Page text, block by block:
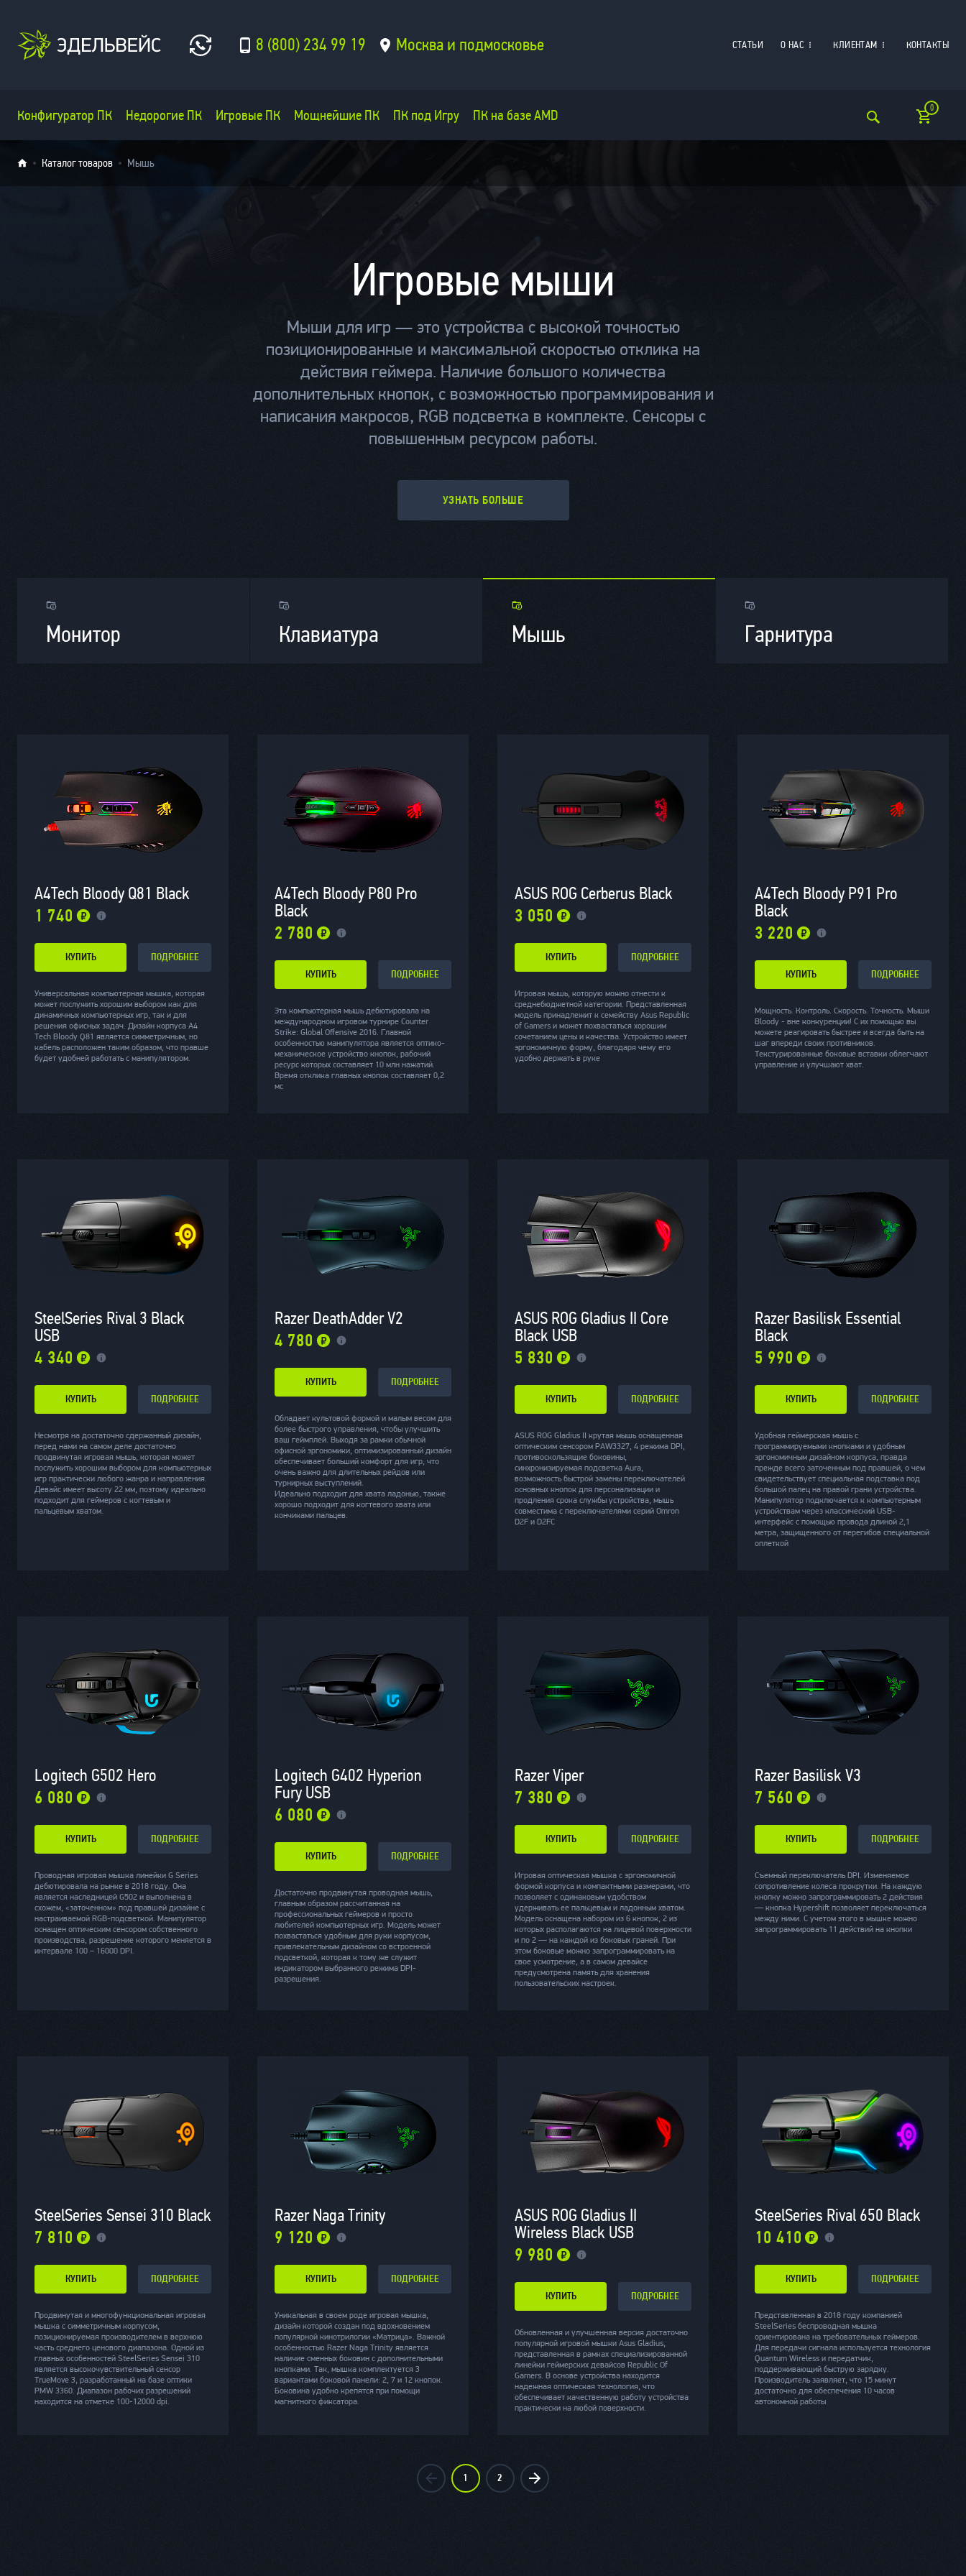
8 (800) 234 99 19 Москва и подмосковье СТАТЬИ О НАС КЛИЕНТАМ КОНТАКТЫ
Конфигуратор ПК Недорогие ПК Игровые ПК Мощнейшие ПК ПК под Игру ПК на базе AMD 0
Каталог товаров Мышь
Игровые мыши
Мыши для игр — это устройства с высокой точностью
позиционированные и максимальной скоростью отклика на
действия геймера. Наличие большого количества
дополнительных кнопок, с возможностью программирования и
написания макросов, RGB подсветка в комплекте. Сенсоры с
повышенным ресурсом работы.
УЗНАТЬ БОЛЬШЕ
Монитор Клавиатура Мышь Гарнитура
A4Tech Bloody Q81 Black
1 740
КУПИТЬ ПОДРОБНЕЕ
Универсальная компьютерная мышка, которая
может послужить хорошим выбором как для
динамичных компьютерных игр, так и для
решения офисных задач. Дизайн корпуса A4
Tech Bloody Q81 является симметричным, но
кабель расположен таким образом, что правше
будет удобней работать с манипулятором.
A4Tech Bloody P80 Pro
Black
2 780
КУПИТЬ ПОДРОБНЕЕ
Эта компьютерная мышь дебютировала на
международном игровом турнире Counter
Strike: Global Offensive 2016. Главной
особенностью манипулятора является оптико-
механическое устройство кнопок, рабочий
ресурс которых составляет 10 млн нажатий.
Время отклика главных кнопок составляет 0,2
мс
ASUS ROG Cerberus Black
3 050
КУПИТЬ ПОДРОБНЕЕ
Игровая мышь, которую можно отнести к
среднебюджетной категории. Представленная
модель принадлежит к семейству Asus Republic
of Gamers и может похвастаться хорошим
сочетанием цены и качества. Устройство имеет
эргономичную форму, благодаря чему его
удобно держать в руке
A4Tech Bloody P91 Pro
Black
3 220
КУПИТЬ ПОДРОБНЕЕ
Мощность. Контроль. Скорость. Точность. Мыши
Bloody - вне конкуренции! С их помощью вы
можете реагировать быстрее и всегда быть на
шаг впереди своих противников.
Текстурированные боковые вставки облегчают
управление и улучшают хват.
SteelSeries Rival 3 Black
USB
4 340
КУПИТЬ ПОДРОБНЕЕ
Несмотря на достаточно сдержанный дизайн,
перед нами на самом деле достаточно
продвинутая игровая мышь, которая может
послужить хорошим выбором для компьютерных
игр практически любого жанра и направления.
Девайс имеет высоту 22 мм, поэтому идеально
подходит для геймеров с когтевым и
пальцевым хватом.
Razer DeathAdder V2
4 780
КУПИТЬ ПОДРОБНЕЕ
Обладает культовой формой и малым весом для
более быстрого управления, чтобы улучшить
ваш геймплей. Выходя за рамки обычной
офисной эргономики, оптимизированный дизайн
обеспечивает больший комфорт для игр, что
очень важно для длительных рейдов или
турнирных выступлений.
Идеально подходит для хвата ладонью, также
хорошо подходит для когтевого хвата или
кончиками пальцев.
ASUS ROG Gladius II Core
Black USB
5 830
КУПИТЬ ПОДРОБНЕЕ
ASUS ROG Gladius II крутая мышь оснащенная
оптическим сенсором PAW3327, 4 режима DPI,
противоскользящие боковины,
синхронизируемая подсветка Aura,
возможность быстрой замены переключателей
основных кнопок для персонализации и
продления срока службы устройства, мышь
совместима с переключателями серий Omron
D2F и D2FC
Razer Basilisk Essential
Black
5 990
КУПИТЬ ПОДРОБНЕЕ
Удобная геймерская мышь с
программируемыми кнопками и удобным
эргономичным дизайном корпуса, правда
прежде всего заточенным под правшей, о чем
свидетельствует специальная подставка под
большой палец на правой грани устройства.
Манипулятор подключается к компьютерным
устройствам через классический USB-
интерфейс с помощью провода длиной 2,1
метра, защищенного от перегибов специальной
оплеткой
Logitech G502 Hero
6 080
КУПИТЬ ПОДРОБНЕЕ
Проводная игровая мышка линейки G Series
дебютировала на рынке в 2018 году. Она
является наследницей G502 и выполнена в
схожем, «заточенном» под правшей дизайне с
настраиваемой RGB-подсветкой. Манипулятор
оснащен оптическим сенсором собственного
производства, разрешение которого меняется в
интервале 100 – 16000 DPI.
Logitech G402 Hyperion
Fury USB
6 080
КУПИТЬ ПОДРОБНЕЕ
Достаточно продвинутая проводная мышь,
главным образом рассчитанная на
профессиональных геймеров и просто
любителей компьютерных игр. Модель может
похвастаться удобным для руки корпусом,
привлекательным дизайном со встроенной
подсветкой, которая к тому же служит
индикатором выбранного режима DPI-
разрешения.
Razer Viper
7 380
КУПИТЬ ПОДРОБНЕЕ
Игровая оптическая мышка с эргономичной
формой корпуса и компактными размерами, что
позволяет с одинаковым удобством
удерживать ее пальцевым и ладонным хватом.
Модель оснащена набором из 6 кнопок, 2 из
которых располагаются на лицевой поверхности
и по 2 — на каждой из боковых граней. При
этом боковые можно запрограммировать на
свое усмотрение, а в самом девайсе
предусмотрена память для хранения
пользовательских настроек.
Razer Basilisk V3
7 560
КУПИТЬ ПОДРОБНЕЕ
Съемный переключатель DPI. Изменяемое
сопротивление колеса прокрутки. На каждую
кнопку можно запрограммировать 2 действия
— кнопка Hypershift позволяет переключаться
между ними. С учетом этого в мышке можно
запрограммировать 11 действий на кнопки
SteelSeries Sensei 310 Black
7 810
КУПИТЬ ПОДРОБНЕЕ
Продвинутая и многофункциональная игровая
мышка с симметричным корпусом,
позиционируемая производителем в верхнюю
часть среднего ценового диапазона. Одной из
главных особенностей SteelSeries Sensei 310
является высокочувствительный сенсор
TrueMove 3, разработанный на базе оптики
PMW 3360. Диапазон рабочих разрешений
находится на отметке 100-12000 dpi.
Razer Naga Trinity
9 120
КУПИТЬ ПОДРОБНЕЕ
Уникальная в своем роде игровая мышка,
дизайн которой создан под вдохновением
популярной кинотрилогии «Матрица». Важной
особенностью Razer Naga Trinity является
наличие сменных боковин с дополнительными
кнопками. Так, мышка комплектуется 3
вариантами боковой панели: 2, 7 и 12 кнопок.
Боковина удобно крепятся при помощи
магнитного фиксатора.
ASUS ROG Gladius II
Wireless Black USB
9 980
КУПИТЬ ПОДРОБНЕЕ
Обновленная и улучшенная версия достаточно
популярной игровой мышки Asus Gladius,
представленная в рамках специализированной
линейки геймерских девайсов Republic Of
Gamers. В основе устройства находится
надежная оптическая технология, что
обеспечивает качественную работу устройства
практически на любой поверхности.
SteelSeries Rival 650 Black
10 410
КУПИТЬ ПОДРОБНЕЕ
Представленная в 2018 году компанией
SteelSeries беспроводная мышка
ориентирована на требовательных геймеров.
Для передачи сигнала используется технология
Quantum Wireless и передатчик,
поддерживающий быструю зарядку.
Производитель заявляет, что 15 минут
достаточно для обеспечения 10 часов
автономной работы
1 2